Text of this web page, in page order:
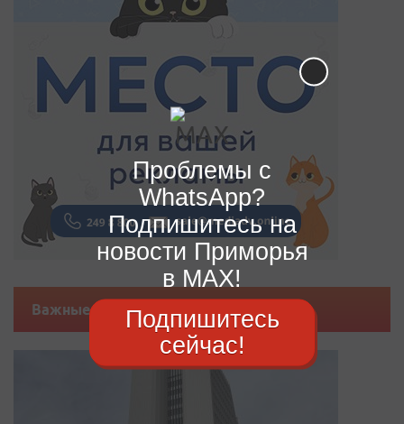
Важные новости
Проблемы с
WhatsApp?
Подпишитесь на
новости Приморья
в MAX!
Подпишитесь
сейчас!